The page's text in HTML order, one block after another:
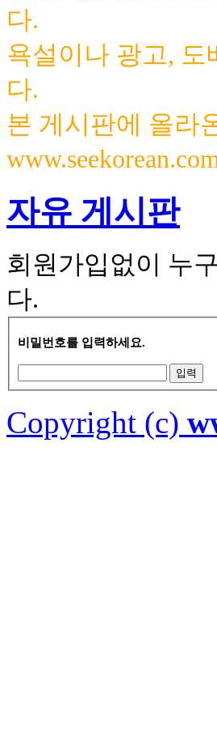
다.
욕설이나 광고,
다.
본 게시판에 올라
자유 게시판
회원가입없이 누
다.
비밀번호를 입력하세요.
Copyright (c)